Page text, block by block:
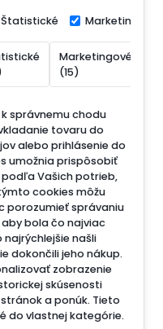
Štatistické Marketingové
Marketingové
(15)
správnemu chodu
tovaru do
alebo prihlásenie do
umožnia prispôsobiť
Vašich potrieb,
cookies môžu
porozumieť správaniu
bola čo najviac
našli
dokončili jeho nákup.
zobrazenie
skúsenosti
a ponúk. Tieto
do vlastnej kategórie.